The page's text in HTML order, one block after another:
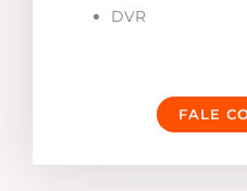
DVR
FALE